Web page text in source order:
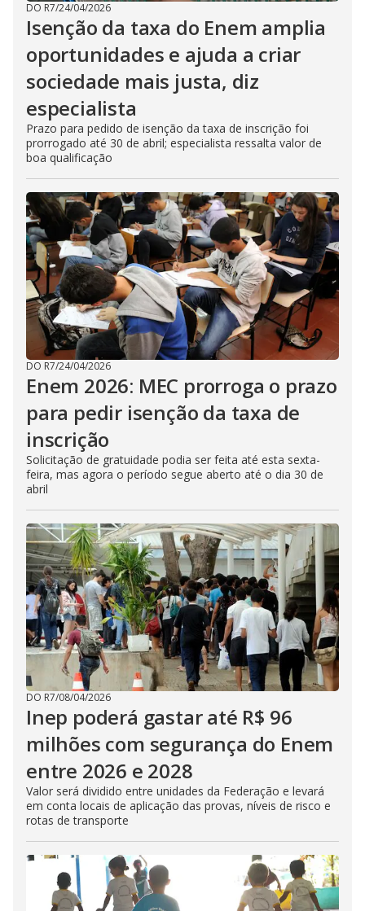
DO R7/24/04/2026
Isenção da taxa do Enem amplia
oportunidades e ajuda a criar
sociedade mais justa, diz
especialista
Prazo para pedido de isenção da taxa de inscrição foi
prorrogado até 30 de abril; especialista ressalta valor de
boa qualificação
DO R7/24/04/2026
Enem 2026: MEC prorroga o prazo
para pedir isenção da taxa de
inscrição
Solicitação de gratuidade podia ser feita até esta sexta-
feira, mas agora o período segue aberto até o dia 30 de
abril
DO R7/08/04/2026
Inep poderá gastar até R$ 96
milhões com segurança do Enem
entre 2026 e 2028
Valor será dividido entre unidades da Federação e levará
em conta locais de aplicação das provas, níveis de risco e
rotas de transporte